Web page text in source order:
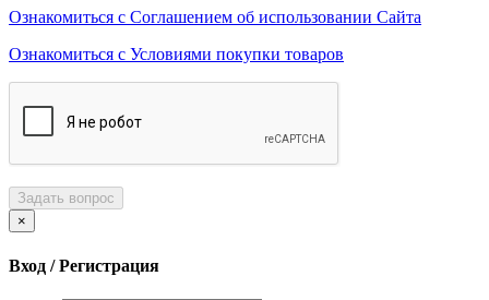
Ознакомиться с Соглашением об использовании Сайта
Ознакомиться с Условиями покупки товаров
Задать вопрос
×
Вход / Регистрация